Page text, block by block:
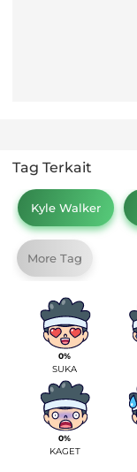
Tag Terkait
Kyle Walker
More Tag
0%
SUKA
0%
KAGET